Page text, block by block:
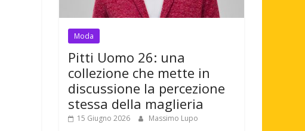
Moda
Pitti Uomo 26: una
collezione che mette in
discussione la percezione
stessa della maglieria
15 Giugno 2026 Massimo Lupo